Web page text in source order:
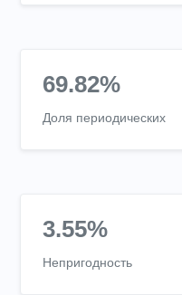
69.82%
Доля периодических
3.55%
Непригодность